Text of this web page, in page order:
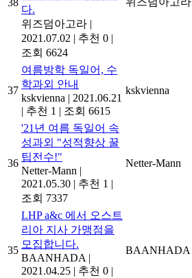
38
다.
위즈덤아고라 |
2021.07.02 | 추천 0 |
조회 6624
37
여름방학 독일어, 수
학과외 안내
kskvienna | 2021.06.21
| 추천 1 | 조회 6615
kskvienna
36
'21년 여름 독일어 속
성과외 "성적향상 꿀
팁전수!"
Netter-Mann |
2021.05.30 | 추천 1 |
조회 7337
Netter-Mann
35
LHP a&c 에서 오스트
리아 지사 가맹점을
모집합니다.
BAANHADA |
2021.04.25 | 추천 0 |
BAANHADA